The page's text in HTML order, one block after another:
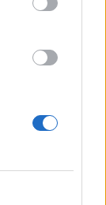
Bonus/Malus